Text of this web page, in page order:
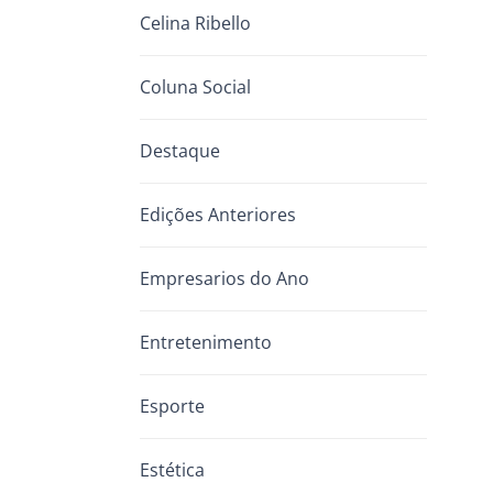
Celina Ribello
Coluna Social
Destaque
Edições Anteriores
Empresarios do Ano
Entretenimento
Esporte
Estética